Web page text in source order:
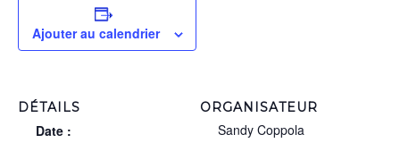
Ajouter au calendrier
DÉTAILS
Date :
ORGANISATEUR
Sandy Coppola